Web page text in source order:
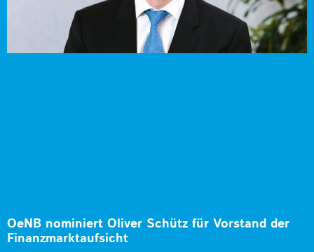
OeNB nominiert Oliver Schütz für Vorstand der
Finanzmarktaufsicht